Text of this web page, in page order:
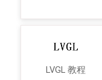
LVGL 教程